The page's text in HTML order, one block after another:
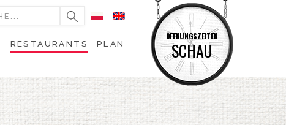
ÖFFNUNGSZEITEN
SCHAU
RESTAURANTS
PLAN